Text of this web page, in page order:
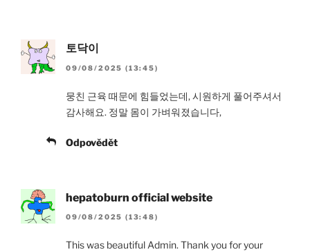
토닥이
09/08/2025 (13:45)
뭉친 근육 때문에 힘들었는데, 시원하게 풀어주셔서
감사해요. 정말 몸이 가벼워졌습니다,
Odpovědět
hepatoburn official website
09/08/2025 (13:48)
This was beautiful Admin. Thank you for your